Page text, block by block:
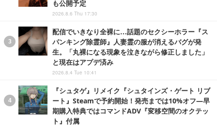
も公開予定
2026.8.6 Thu 17:30
配信でいきなり全裸に…話題のセクシーホラー『ス
パンキング除霊師』人妻霊の服が消えるバグが発
生。「丸裸になる現象を泣きながら修正しました」
と現在はアプデ済み
2026.8.4 Tue 10:41
『シュタゲ』リメイク『シュタインズ・ゲート リブ
ート』Steamで予約開始！発売までは10%オフ―早
期購入特典ではコマンドADV『変移空間のオクテッ
ト』付属